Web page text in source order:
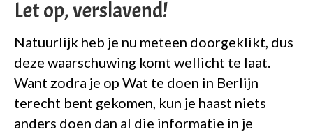
Let op, verslavend!
Natuurlijk heb je nu meteen doorgeklikt, dus
deze waarschuwing komt wellicht te laat.
Want zodra je op Wat te doen in Berlijn
terecht bent gekomen, kun je haast niets
anders doen dan al die informatie in je